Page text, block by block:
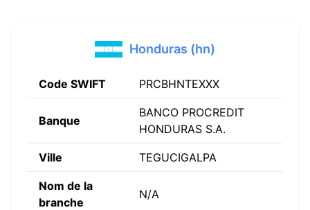
Honduras (hn)
Code SWIFT PRCBHNTEXXX
Banque
BANCO PROCREDIT
HONDURAS S.A.
Ville TEGUCIGALPA
Nom de la
branche
N/A